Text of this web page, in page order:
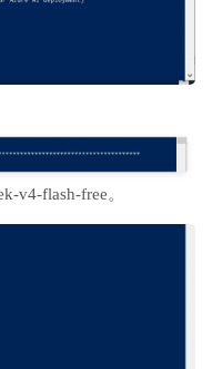
v4-flash-free。